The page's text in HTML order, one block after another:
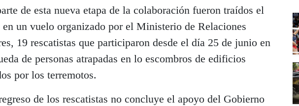
de esta nueva etapa de la colaboración fueron traídos el
en un vuelo organizado por el Ministerio de Relaciones
19 rescatistas que participaron desde el día 25 de junio en
de personas atrapadas en lo escombros de edificios
por los terremotos.
de los rescatistas no concluye el apoyo del Gobierno